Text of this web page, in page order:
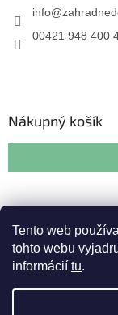
Tento web
tohto webu
informácií tu.
info@
00421 948 400
Nákupný košík